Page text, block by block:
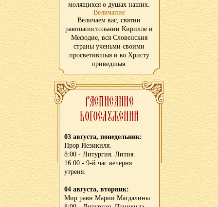
молящихся о душах наших.
Величание
Величаем вас, святии
равпоапостольнии Кирилле и
Мефодие, вся Словенския
страны ученьми своими
просветившыя и ко Христу
приведшыя.
03 августа, понедельник:
Прор Иезикиля.
8:00 - Литургия. Лития.
16:00 - 9-й час вечерня
утреня.
04 августа, вторник:
Мир равн Марии Магдалины.